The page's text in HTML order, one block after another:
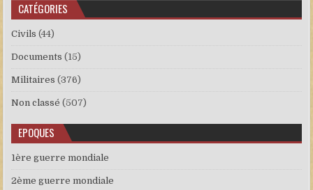
CATÉGORIES
Civils (44)
Documents (15)
Militaires (376)
Non classé (507)
EPOQUES
1ère guerre mondiale
2ème guerre mondiale